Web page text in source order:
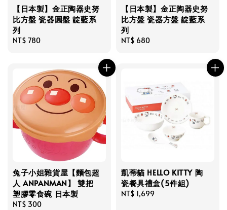
【日本製】金正陶器史努
比方盤 瓷器圓盤 靛藍系
列
Regular
NT$ 780
【日本製】金正陶器史努
比方盤 瓷器方盤 靛藍系
列
Regular
NT$ 680
兔子小姐雜貨屋【麵包超
人 ANPANMAN】 雙把
塑膠零食碗 日本製
Regular
NT$ 300
凱蒂貓 HELLO KITTY 陶
瓷餐具禮盒(5件組)
Regular
NT$ 1,699